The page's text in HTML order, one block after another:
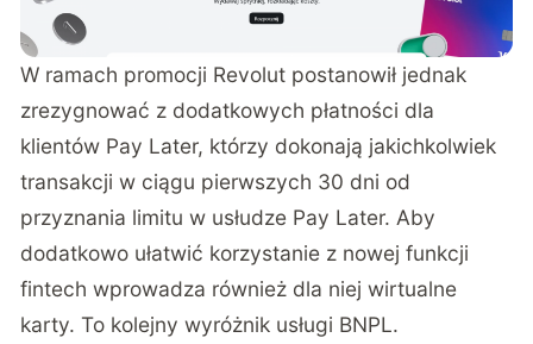
W ramach promocji Revolut postanowił jednak
zrezygnować z dodatkowych płatności dla
klientów Pay Later, którzy dokonają jakichkolwiek
transakcji w ciągu pierwszych 30 dni od
przyznania limitu w usłudze Pay Later. Aby
dodatkowo ułatwić korzystanie z nowej funkcji
fintech wprowadza również dla niej wirtualne
karty. To kolejny wyróżnik usługi BNPL.